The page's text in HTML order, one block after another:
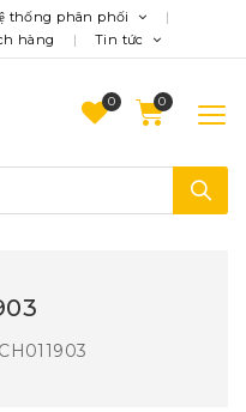
thống phân phối
hàng Tin tức
0
CH011903